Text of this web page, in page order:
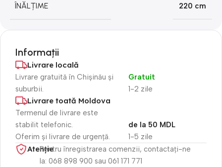
ÎNĂLȚIME 220 cm
Informații
Livrare locală
Livrare gratuită în Chișinău și
suburbii.
1-2 zile
Gratuit
Livrare toată Moldova
Termenul de livrare este
stabilit telefonic.
Oferim și livrare de urgență.
1-5 zile
de la 50 MDL
Atenție​Pentru înregistrarea comenzii, contactați-ne
la: 068 898 900 sau 061 171 771